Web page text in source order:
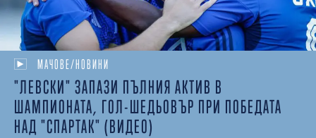
МАЧОВЕ/НОВИНИ
"ЛЕВСКИ" ЗАПАЗИ ПЪЛНИЯ АКТИВ В
ШАМПИОНАТА, ГОЛ-ШЕДЬОВЪР ПРИ ПОБЕДАТА
НАД "СПАРТАК" (ВИДЕО)